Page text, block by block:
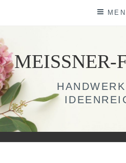
MEISSNER-